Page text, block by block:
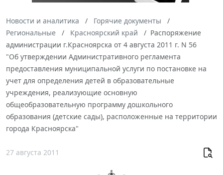
Новости и аналитика
Горячие документы
Региональные
Красноярский край
Распоряжение
администрации г.Красноярска от 4 августа 2011 г. N 56
"Об утверждении Административного регламента
предоставления муниципальной услуги по постановке на
учет для определения детей в образовательные
учреждения, реализующие основную
общеобразовательную программу дошкольного
образования (детские сады), расположенные на территории
города Красноярска"
27 августа 2011